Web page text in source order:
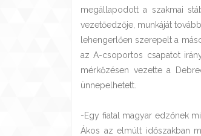
megállapodott a szakmai
vezetőedzője, munkáját
lehengerlően szerepelt a
az A-csoportos csapatot
mérkőzésen vezette a
ünnepelhetett.
-Egy fiatal magyar edzőnek
Ákos az elmúlt időszakban